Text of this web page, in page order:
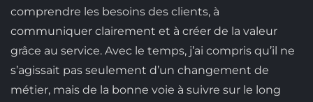
comprendre les besoins des clients, à
communiquer clairement et à créer de la valeur
grâce au service. Avec le temps, j’ai compris qu’il ne
s’agissait pas seulement d’un changement de
métier, mais de la bonne voie à suivre sur le long